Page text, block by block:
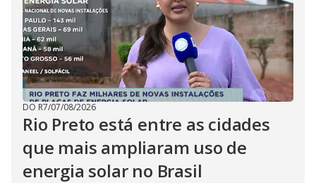
DO R7/07/08/2026
Rio Preto está entre as cidades
que mais ampliaram uso de
energia solar no Brasil